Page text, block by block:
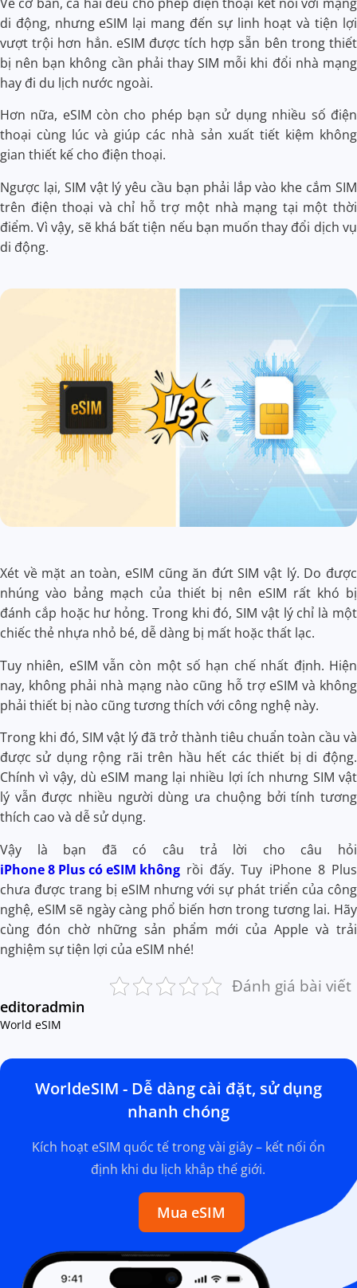
di động, nhưng eSIM lại mang đến sự linh hoạt và tiện lợi
vượt trội hơn hẳn. eSIM được tích hợp sẵn bên trong thiết
bị nên bạn không cần phải thay SIM mỗi khi đổi nhà mạng
hay đi du lịch nước ngoài.
Hơn nữa, eSIM còn cho phép bạn sử dụng nhiều số điện
thoại cùng lúc và giúp các nhà sản xuất tiết kiệm không
gian thiết kế cho điện thoại.
Ngược lại, SIM vật lý yêu cầu bạn phải lắp vào khe cắm SIM
trên điện thoại và chỉ hỗ trợ một nhà mạng tại một thời
điểm. Vì vậy, sẽ khá bất tiện nếu bạn muốn thay đổi dịch vụ
di động.
Xét về mặt an toàn, eSIM cũng ăn đứt SIM vật lý. Do được
nhúng vào bảng mạch của thiết bị nên eSIM rất khó bị
đánh cắp hoặc hư hỏng. Trong khi đó, SIM vật lý chỉ là một
chiếc thẻ nhựa nhỏ bé, dễ dàng bị mất hoặc thất lạc.
Tuy nhiên, eSIM vẫn còn một số hạn chế nhất định. Hiện
nay, không phải nhà mạng nào cũng hỗ trợ eSIM và không
phải thiết bị nào cũng tương thích với công nghệ này.
Trong khi đó, SIM vật lý đã trở thành tiêu chuẩn toàn cầu và
được sử dụng rộng rãi trên hầu hết các thiết bị di động.
Chính vì vậy, dù eSIM mang lại nhiều lợi ích nhưng SIM vật
lý vẫn được nhiều người dùng ưa chuộng bởi tính tương
thích cao và dễ sử dụng.
Vậy là bạn đã có câu trả lời cho câu hỏi
iPhone 8 Plus có eSIM không rồi đấy. Tuy iPhone 8 Plus
chưa được trang bị eSIM nhưng với sự phát triển của công
nghệ, eSIM sẽ ngày càng phổ biến hơn trong tương lai. Hãy
cùng đón chờ những sản phẩm mới của Apple và trải
nghiệm sự tiện lợi của eSIM nhé!
Đánh giá bài viết
editoradmin
World eSIM
WorldeSIM - Dễ dàng cài đặt, sử dụng
nhanh chóng
Kích hoạt eSIM quốc tế trong vài giây – kết nối ổn
định khi du lịch khắp thế giới.
Mua eSIM